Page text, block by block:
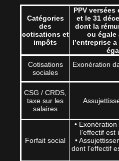
Catégories
des
cotisations et
impôts
PPV versées
et le 31
dont la
ou égale
l’entreprise
Cotisations
sociales
Exonération
CSG / CRDS,
taxe sur les
salaires
Forfait social
•
l’effectif
•
dont l’effectif